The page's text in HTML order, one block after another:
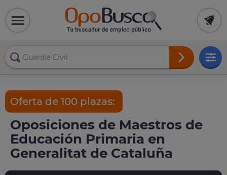
Oferta de 100 plazas:
Oposiciones de Maestros de
Educación Primaria en
Generalitat de Cataluña